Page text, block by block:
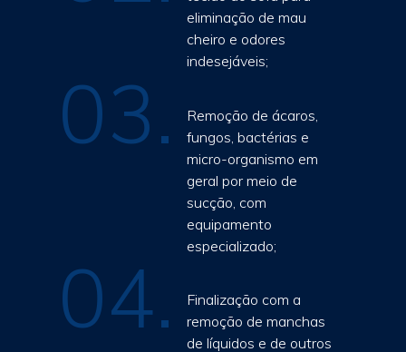
eliminação de mau
cheiro e odores
indesejáveis;
03.
Remoção de ácaros,
fungos, bactérias e
micro-organismo em
geral por meio de
sucção, com
equipamento
especializado;
04.
Finalização com a
remoção de manchas
de líquidos e de outros